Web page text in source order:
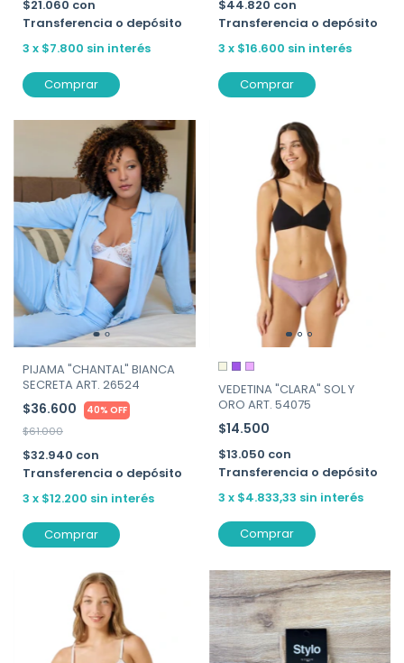
$21.060 con
Transferencia o depósito
3 x $7.800 sin interés
Comprar
$44.820 con
Transferencia o depósito
3 x $16.600 sin interés
Comprar
PIJAMA "CHANTAL" BIANCA
SECRETA ART. 26524
$36.600 40% OFF
$61.000
$32.940 con
Transferencia o depósito
3 x $12.200 sin interés
Comprar
VEDETINA "CLARA" SOL Y
ORO ART. 54075
$14.500
$13.050 con
Transferencia o depósito
3 x $4.833,33 sin interés
Comprar